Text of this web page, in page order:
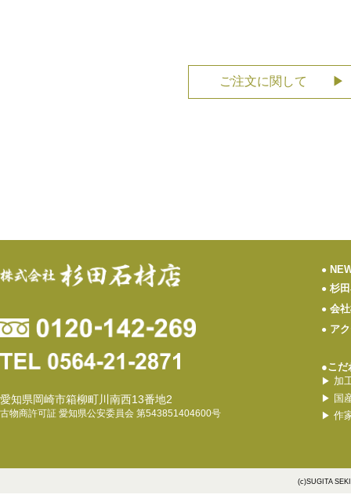
ご注文に関して ▶
愛知県岡崎市箱柳町川南西13番地2
古物商許可証 愛知県公安委員会 第543851404600号
●
● 杉
● 会
● ア
●こだ
▶ 加
▶ 国
▶ 作
(c)SUGITA